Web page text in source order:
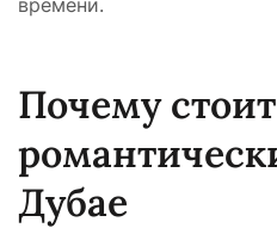
Почему
Дубае